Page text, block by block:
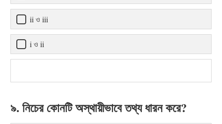
ii ও iii
i ও ii
৯. নিচের কোনটি অস্থায়ীভাবে তথ্য ধারন করে?